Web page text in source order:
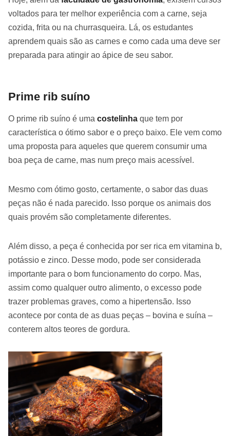
voltados para ter melhor experiência com a carne, seja
cozida, frita ou na churrasqueira. Lá, os estudantes
aprendem quais são as carnes e como cada uma deve ser
preparada para atingir ao ápice de seu sabor.
Prime rib suíno
O prime rib suíno é uma costelinha que tem por
característica o ótimo sabor e o preço baixo. Ele vem como
uma proposta para aqueles que querem consumir uma
boa peça de carne, mas num preço mais acessível.
Mesmo com ótimo gosto, certamente, o sabor das duas
peças não é nada parecido. Isso porque os animais dos
quais provém são completamente diferentes.
Além disso, a peça é conhecida por ser rica em vitamina b,
potássio e zinco. Desse modo, pode ser considerada
importante para o bom funcionamento do corpo. Mas,
assim como qualquer outro alimento, o excesso pode
trazer problemas graves, como a hipertensão. Isso
acontece por conta de as duas peças – bovina e suína –
conterem altos teores de gordura.